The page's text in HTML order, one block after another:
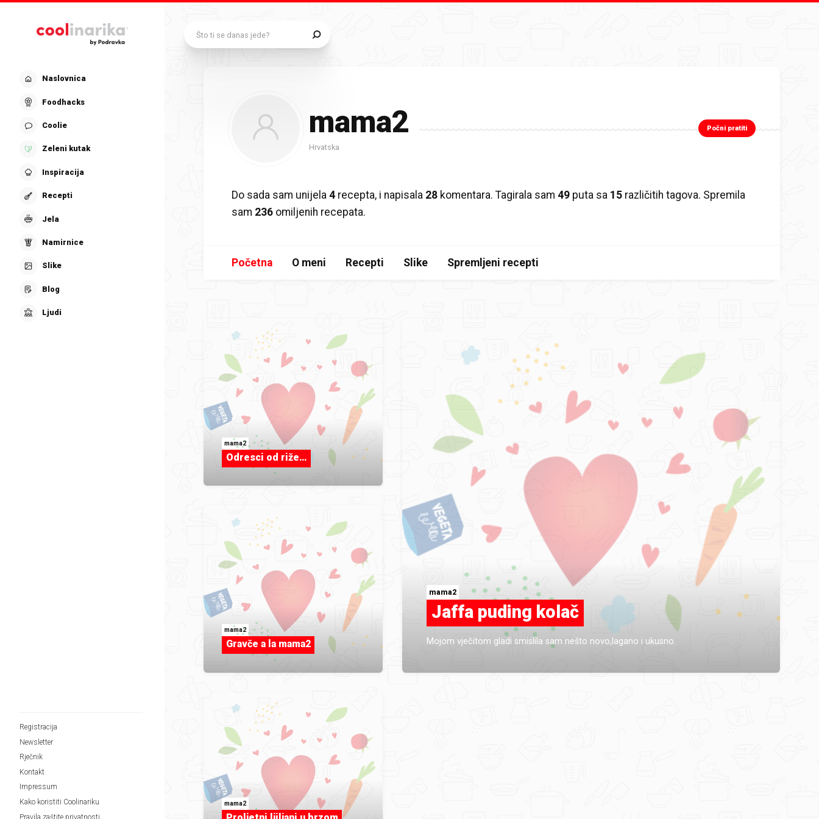
Naslovnica
Foodhacks
Coolie
Zeleni kutak
Inspiracija
Recepti
Jela
Namirnice
Slike
Blog
Ljudi
Registracija
Newsletter
Rječnik
Kontakt
Impressum
Kako koristiti Coolinariku
Pravila zaštite privatnosti
mama2
Hrvatska
Počni pratiti
Do sada sam unijela4 recepta, i napisala 28 komentara. Tagirala sam49 puta sa 15 različitih tagova. Spremila
sam 236 omiljenih recepata.
Početna O meni Recepti Slike Spremljeni recepti
mama2
Odresci od riže…
mama2
Jaffa puding kolač
Mojom vječitom gladi smislila sam nešto novo,lagano i ukusno.
mama2
Gravče a la mama2
mama2
Što ti se danas jede?